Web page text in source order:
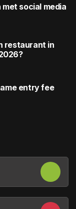
social media
restaurant in
entry fee